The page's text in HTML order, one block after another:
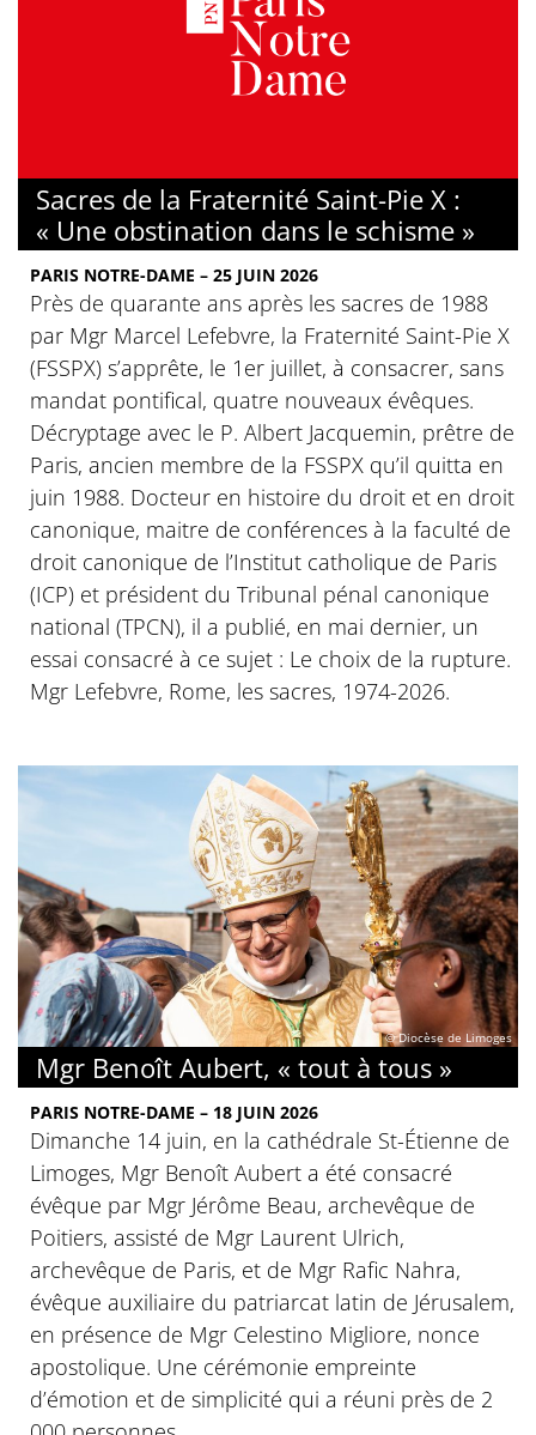
Sacres de la Fraternité Saint-Pie X :
« Une obstination dans le schisme »
PARIS NOTRE-DAME – 25 JUIN 2026
Près de quarante ans après les sacres de 1988
par Mgr Marcel Lefebvre, la Fraternité Saint-Pie X
(FSSPX) s’apprête, le 1er juillet, à consacrer, sans
mandat pontifical, quatre nouveaux évêques.
Décryptage avec le P. Albert Jacquemin, prêtre de
Paris, ancien membre de la FSSPX qu’il quitta en
juin 1988. Docteur en histoire du droit et en droit
canonique, maitre de conférences à la faculté de
droit canonique de l’Institut catholique de Paris
(ICP) et président du Tribunal pénal canonique
national (TPCN), il a publié, en mai dernier, un
essai consacré à ce sujet : Le choix de la rupture.
Mgr Lefebvre, Rome, les sacres, 1974-2026.
© Diocèse de Limoges
Mgr Benoît Aubert, « tout à tous »
PARIS NOTRE-DAME – 18 JUIN 2026
Dimanche 14 juin, en la cathédrale St-Étienne de
Limoges, Mgr Benoît Aubert a été consacré
évêque par Mgr Jérôme Beau, archevêque de
Poitiers, assisté de Mgr Laurent Ulrich,
archevêque de Paris, et de Mgr Rafic Nahra,
évêque auxiliaire du patriarcat latin de Jérusalem,
en présence de Mgr Celestino Migliore, nonce
apostolique. Une cérémonie empreinte
d’émotion et de simplicité qui a réuni près de 2